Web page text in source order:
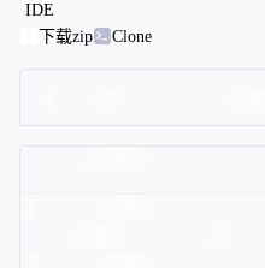
IDE
下载zip
Clone